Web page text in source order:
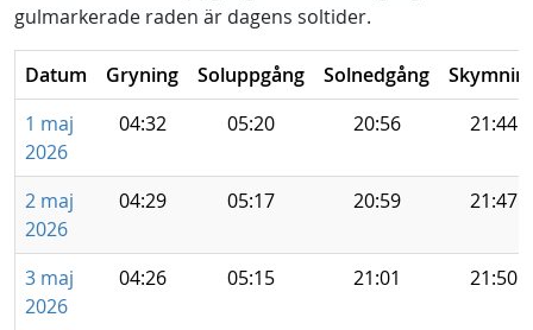
gulmarkerade raden är dagens soltider.
Datum Gryning Soluppgång Solnedgång
1 maj
2026
04:32 05:20 20:56 21:44
2 maj
2026
04:29 05:17 20:59 21:47
3 maj
2026
04:26 05:15 21:01 21:50